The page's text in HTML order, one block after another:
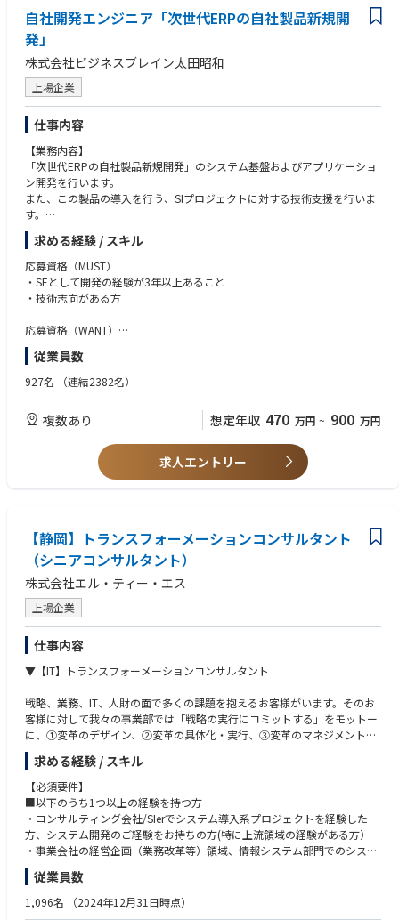
自社開発エンジニア「次世代ERPの自社製品新規開
発」
株式会社ビジネスブレイン太田昭和
上場企業
仕事内容
【業務内容】
「次世代ERPの自社製品新規開発」のシステム基盤およびアプリケーショ
ン開発を行います。
また、この製品の導入を行う、SIプロジェクトに対する技術支援を行いま
す。
【開発環境】
・使用言語：Java、C#、SQL
・使用環境：AWS、Azure、オンプレミス
・使用OS：Windows、Linux
・使用DBMS：PostgreSQL、Oracle
・情報共有のツール：Teams、Backlog
【想定プロジェクト】
・自社製品システム基盤の開発・維持
・自社製品アプリケーションの開発・維持
・上記自社製品導入SIプロジェクト支援
【本ポジションの魅力】
・新しい技術や開発手法を提案・実践することができます。
求める経験 / スキル
応募資格（MUST）
・SEとして開発の経験が3年以上あること
・技術志向がある方
応募資格（WANT）
・基盤、標準化の役割を担った経験があること
・オンプレ、IaaSいずれかでの環境構築経験のあること
・何らかのM/Wの導入・環境構築経験があること
・システム基盤(Framework)の設計・開発経験
・SpringBootの開発経験
・ASP.NET Core Blazor(WASM)の開発経験
・DBMS(PostgreSQL/Oracle)の環境構築・運用経験
・Oracle認定Javaプログラマ
・OracleMaster
・OSS-DB
資格
日商簿記2級、基本情報・応用情報 ※いずれも保有者は優遇
従業員数
927名 （連結2382名）
複数あり 想定年収 470 万円 ~ 900 万円
求人エントリー
【静岡】トランスフォーメーションコンサルタント
（シニアコンサルタント）
株式会社エル・ティー・エス
上場企業
仕事内容
▼【IT】トランスフォーメーションコンサルタント
戦略、業務、IT、人財の面で多くの課題を抱えるお客様がいます。そのお
客様に対して我々の事業部では「戦略の実行にコミットする」をモットー
に、①変革のデザイン、②変革の具体化・実行、③変革のマネジメントを
価値として提供しています。
【業務内容】
■戦略立案/構想策定
・DX戦略/構想策定支援（IT/デジタル技術を活用した経営課題の解決）
・デジタル技術を活用した新規事業創出・事業/サービス開発支援
・経営戦略・事業戦略策定
■ビジネストランスフォーメーション推進
・経営管理高度化
求める経験 / スキル
【必須要件】
■以下のうち1つ以上の経験を持つ方
・コンサルティング会社/SIerでシステム導入系プロジェクトを経験した
方、システム開発のご経験をお持ちの方(特に上流領域の経験がある方）
・事業会社の経営企画（業務改革等）領域、情報システム部門でのシステ
ム導入プロジェクトへの参画経験がある方
■以下すべて必須
従業員数
1,096名 （2024年12月31日時点）